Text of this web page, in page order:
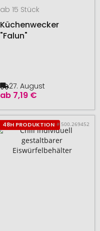
ab 15 Stück
Küchenwecker
"Falun"
ab 7,19 €
27. August
48H PRODUKTION # 500.269452